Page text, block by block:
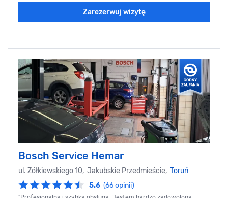
Zarezerwuj wizytę
Bosch Service Hemar
ul. Żółkiewskiego 10, Jakubskie Przedmieście, Toruń
5.6 (66 opinii)